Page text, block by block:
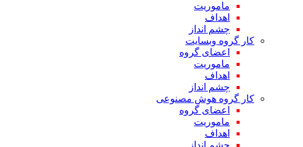
ماموریت
اهداف
چشم انداز
کار گروه وبسایت
اعضای گروه
ماموریت
اهداف
چشم انداز
کار گروه هوش مصنوعی
اعضای گروه
ماموریت
اهداف
چشم انداز